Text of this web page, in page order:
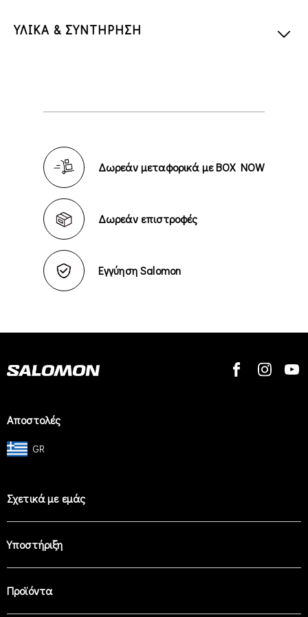
ΥΛΙΚΑ & ΣΥΝΤΗΡΗΣΗ
Δωρεάν μεταφορικά με BOX NOW
Δωρεάν επιστροφές
Εγγύηση Salomon
Αποστολές
GR
Σχετικά με εμάς
Υποστήριξη
Προϊόντα